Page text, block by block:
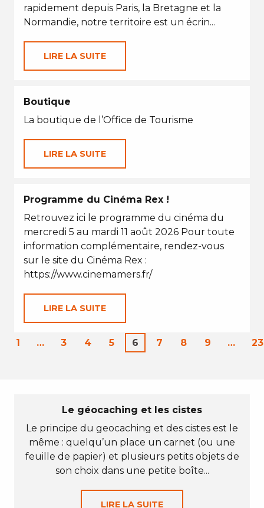
rapidement depuis Paris, la Bretagne et la
Normandie, notre territoire est un écrin...
LIRE LA SUITE
Boutique
La boutique de l’Office de Tourisme
LIRE LA SUITE
Programme du Cinéma Rex !
Retrouvez ici le programme du cinéma du
mercredi 5 au mardi 11 août 2026 Pour toute
information complémentaire, rendez-vous
sur le site du Cinéma Rex :
https://www.cinemamers.fr/
LIRE LA SUITE
1 … 3 4 5 6 7 8 9 … 23
Le géocaching et les cistes
Le principe du geocaching et des cistes est le
même : quelqu’un place un carnet (ou une
feuille de papier) et plusieurs petits objets de
son choix dans une petite boîte...
LIRE LA SUITE